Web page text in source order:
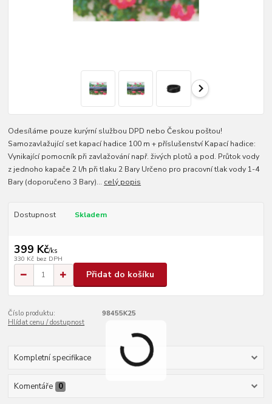
Odesíláme pouze kurýrní službou DPD nebo Českou poštou!
Samozavlažující set kapací hadice 100 m + příslušenství Kapací hadice:
Vynikající pomocník při zavlažování např. živých plotů a pod. Průtok vody
z jednoho kapače 2 l/h při tlaku 2 Bary Určeno pro pracovní tlak vody 1-4
Bary (doporučeno 3 Bary)... celý popis
Dostupnost Skladem
399 Kč/ks
330 Kč bez DPH
Přidat do košíku
Číslo produktu:
98455K25
Hlídat cenu / dostupnost
Kompletní specifikace
Komentáře 0